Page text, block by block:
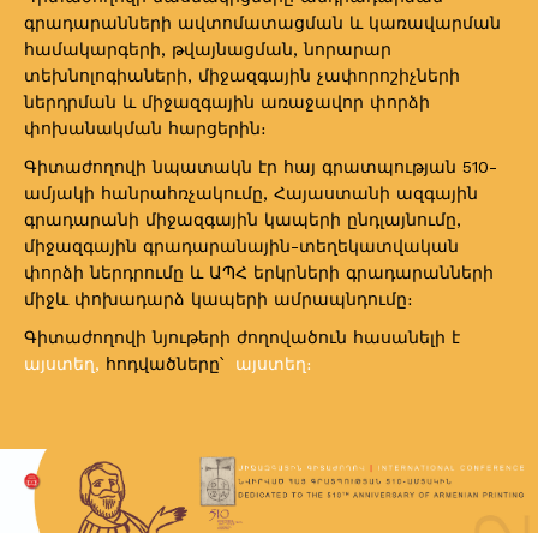
գրադարանների ավտոմատացման և կառավարման
համակարգերի, թվայնացման, նորարար
տեխնոլոգիաների, միջազգային չափորոշիչների
ներդրման և միջազգային առաջավոր փորձի
փոխանակման հարցերին։
Գիտաժողովի նպատակն էր հայ գրատպության 510-
ամյակի հանրահռչակումը, Հայաստանի ազգային
գրադարանի միջազգային կապերի ընդլայնումը,
միջազգային գրադարանային-տեղեկատվական
փորձի ներդրումը և ԱՊՀ երկրների գրադարանների
միջև փոխադարձ կապերի ամրապնդումը։
Գիտաժողովի նյութերի ժողովածուն հասանելի է
այստեղ, հոդվածները՝ այստեղ։